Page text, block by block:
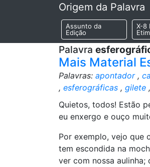
Origem da Palavra
Assunto da
Edição
X-8
Palavra
Mais Material
Palavras: apontador,
, esferográficas , gilete ,
Quietos, todos! Estão
eu enxergo e ouço
Por exemplo, vejo que
tem escondida na
ver com nossa